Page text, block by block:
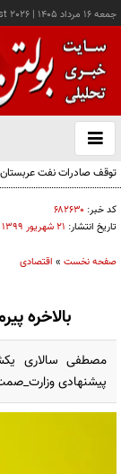
جمعه ۱۶ مرداد ۱۴۰۵ |
2026
باز
و
توقف صادرات نفت عربستان
کد خبر: ۶۸۲۶۳۰
تاریخ انتشار: ۲۱ شهريور ۱۳۹۹ - ۲۲:۲۶
صفحه نخست » اقتصادی
بالاخره
مصطفی سالاری
پیشنهادی